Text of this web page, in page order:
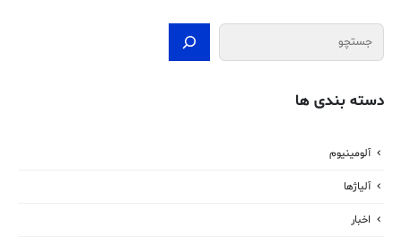
جستجو
دسته بندی ها
آلومینیوم
آلیاژها
اخبار